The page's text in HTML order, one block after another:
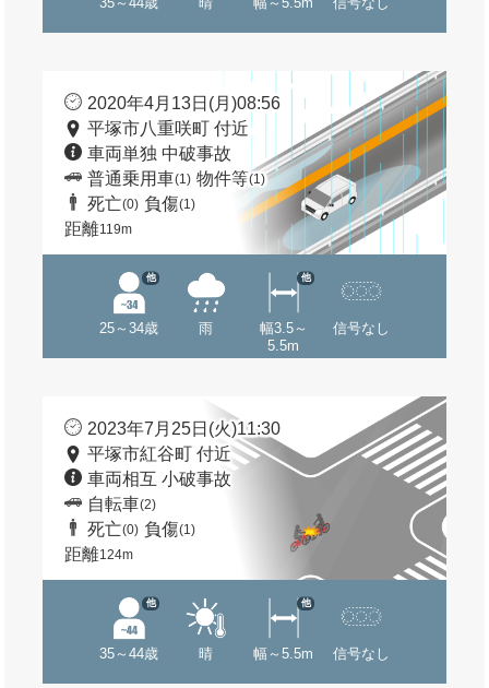
2020年4月13日(月)08:56
平塚市八重咲町 付近
車両単独 中破事故
普通乗用車(1) 物件等(1)
死亡(0) 負傷(1)
距離119m
25～34歳
他
雨
幅3.5～
5.5m
他
信号なし
2023年7月25日(火)11:30
平塚市紅谷町 付近
車両相互 小破事故
自転車(2)
死亡(0) 負傷(1)
距離124m
35～44歳
他
晴 幅～5.5m
他
信号なし